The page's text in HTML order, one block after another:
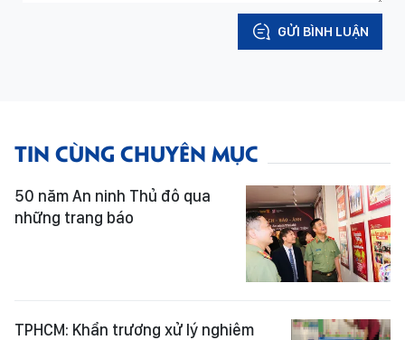
GỬI BÌNH LUẬN
TIN CÙNG CHUYÊN MỤC
50 năm An ninh Thủ đô qua
những trang báo
TPHCM: Khẩn trương xử lý nghiêm